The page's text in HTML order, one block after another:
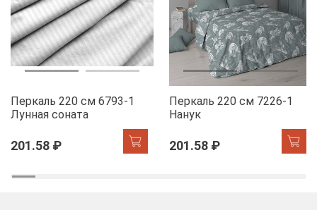
Перкаль 220 см 6793-1
Лунная соната
201.58 ₽
Перкаль 220 см 7226-1
Нанук
201.58 ₽